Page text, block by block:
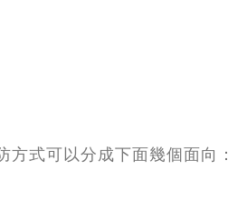
式可以分成下面幾個面向：